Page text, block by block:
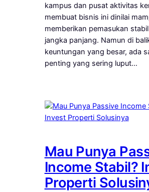
kampus dan pusat aktivitas
membuat bisnis ini dinilai
memberikan pemasukan
jangka panjang. Namun di
keuntungan yang besar, ada
penting yang sering luput…
Mau Punya
Income Stabil?
Properti